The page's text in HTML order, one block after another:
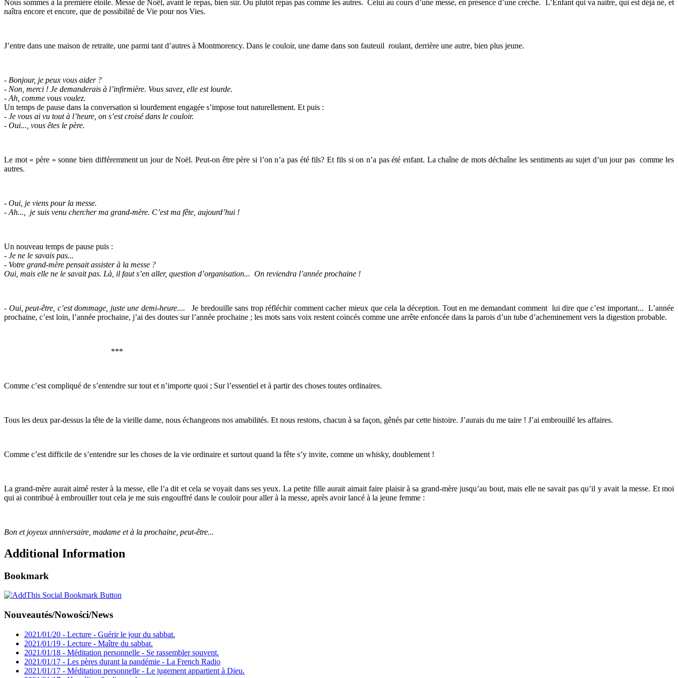
Nous sommes à la première étoile. Messe de Noël, avant le repas, bien sûr. Ou plutôt repas pas comme les autres. Celui au cours d’une messe, en présence d’une crèche. L’Enfant qui va naître, qui est déjà né, et
naîtra encore et encore, que de possibilité de Vie pour nos Vies.
J’entre dans une maison de retraite, une parmi tant d’autres à Montmorency. Dans le couloir, une dame dans son fauteuil roulant, derrière une autre, bien plus jeune.
- Bonjour, je peux vous aider ?
- Non, merci ! Je demanderais à l’infirmière. Vous savez, elle est lourde.
- Ah, comme vous voulez.
Un temps de pause dans la conversation si lourdement engagée s’impose tout naturellement. Et puis :
- Je vous ai vu tout à l’heure, on s’est croisé dans le couloir.
- Oui..., vous êtes le père.
Le mot « père » sonne bien différemment un jour de Noël. Peut-on être père si l’on n’a pas été fils? Et fils si on n’a pas été enfant. La chaîne de mots déchaîne les sentiments au sujet d’un jour pas comme les
autres.
- Oui, je viens pour la messe.
- Ah..., je suis venu chercher ma grand-mère. C’est ma fête, aujourd’hui !
Un nouveau temps de pause puis :
- Je ne le savais pas...
- Votre grand-mère pensait assister à la messe ?
Oui, mais elle ne le savait pas. Là, il faut s’en aller, question d’organisation... On reviendra l’année prochaine !
- Oui, peut-être, c’est dommage, juste une demi-heure.... Je bredouille sans trop réfléchir comment cacher mieux que cela la déception. Tout en me demandant comment lui dire que c’est important... L’année
prochaine, c’est loin, l’année prochaine, j’ai des doutes sur l’année prochaine ; les mots sans voix restent coincés comme une arrête enfoncée dans la parois d’un tube d’acheminement vers la digestion probable.
***
Comme c’est compliqué de s’entendre sur tout et n’importe quoi ; Sur l’essentiel et à partir des choses toutes ordinaires.
Tous les deux par-dessus la tête de la vieille dame, nous échangeons nos amabilités. Et nous restons, chacun à sa façon, gênés par cette histoire. J’aurais du me taire ! J’ai embrouillé les affaires.
Comme c’est difficile de s’entendre sur les choses de la vie ordinaire et surtout quand la fête s’y invite, comme un whisky, doublement !
La grand-mère aurait aimé rester à la messe, elle l’a dit et cela se voyait dans ses yeux. La petite fille aurait aimait faire plaisir à sa grand-mère jusqu’au bout, mais elle ne savait pas qu’il y avait la messe. Et moi
qui ai contribué à embrouiller tout cela je me suis engouffré dans le couloir pour aller à la messe, après avoir lancé à la jeune femme :
Bon et joyeux anniversaire, madame et à la prochaine, peut-être...
Additional Information
Bookmark
Nouveautés/Nowości/News
2021/01/20 - Lecture - Guérir le jour du sabbat.
2021/01/19 - Lecture - Maître du sabbat.
2021/01/18 - Méditation personnelle - Se rassembler souvent.
2021/01/17 - Les pères durant la pandémie - La French Radio
2021/01/17 - Méditation personnelle - Le jugement appartient à Dieu.